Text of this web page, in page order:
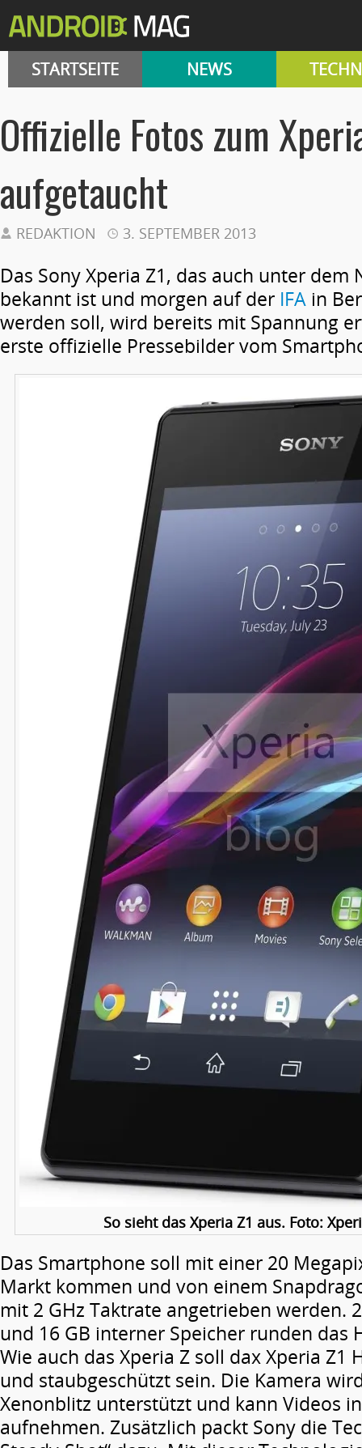
STARTSEITE NEWS
Offizielle Fotos zum
aufgetaucht
REDAKTION 3. SEPTEMBER 2013
Das Sony Xperia Z1, das auch unter dem
bekannt ist und morgen auf der IFA in
werden soll, wird bereits mit Spannung
erste offizielle Pressebilder vom
So sieht das Xperia Z1 aus. Foto:
Das Smartphone soll mit einer 20
Markt kommen und von einem
mit 2 GHz Taktrate angetrieben werden.
und 16 GB interner Speicher runden das
Wie auch das Xperia Z soll dax Xperia Z1
und staubgeschützt sein. Die Kamera
Xenonblitz unterstützt und kann Videos
aufnehmen. Zusätzlich packt Sony die